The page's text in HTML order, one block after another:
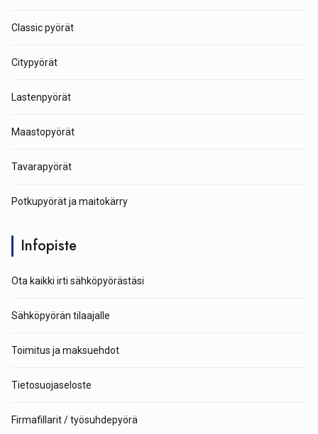
Classic pyörät
Citypyörät
Lastenpyörät
Maastopyörät
Tavarapyörät
Potkupyörät ja maitokärry
Infopiste
Ota kaikki irti sähköpyörästäsi
Sähköpyörän tilaajalle
Toimitus ja maksuehdot
Tietosuojaseloste
Firmafillarit / työsuhdepyörä